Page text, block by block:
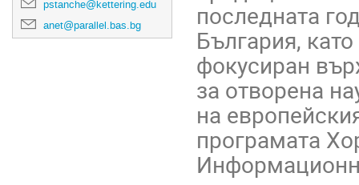
pstanche@kettering.edu
anet@parallel.bas.bg
последната
България,
фокусиран
за отворена
на
програмата